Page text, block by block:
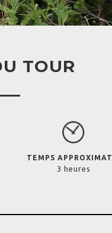
TOUR
TEMPS
3 heures